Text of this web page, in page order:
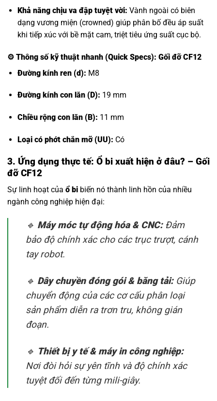
Khả năng chịu va đập tuyệt vời: Vành ngoài có biên
dạng vương miện (crowned) giúp phân bố đều áp suất
khi tiếp xúc với bề mặt cam, triệt tiêu ứng suất cục bộ.
⚙️ Thông số kỹ thuật nhanh (Quick Specs): Gối đỡ CF12
Đường kính ren (d): M8
Đường kính con lăn (D): 19 mm
Chiều rộng con lăn (B): 11 mm
Loại có phớt chắn mỡ (UU): Có
3. Ứng dụng thực tế: Ổ bi xuất hiện ở đâu? – Gối
đỡ CF12
Sự linh hoạt của ổ bi biến nó thành linh hồn của nhiều
ngành công nghiệp hiện đại:
🔹 Máy móc tự động hóa & CNC:Đảm
bảo độ chính xác cho các trục trượt, cánh
tay robot.
🔹 Dây chuyền đóng gói & băng tải:Giúp
chuyển động của các cơ cấu phân loại
sản phẩm diễn ra trơn tru, không gián
đoạn.
🔹 Thiết bị y tế & máy in công nghiệp:
Nơi đòi hỏi sự yên tĩnh và độ chính xác
tuyệt đối đến từng mili-giây.